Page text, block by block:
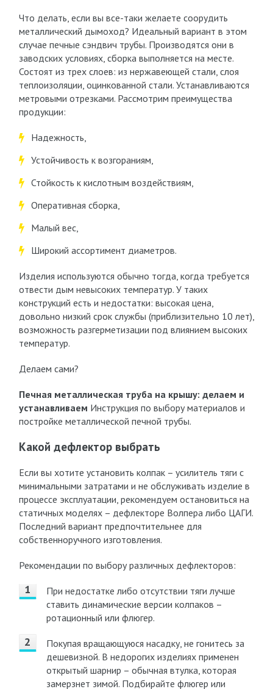
Что делать, если вы все-таки желаете соорудить
металлический дымоход? Идеальный вариант в этом
случае печные сэндвич трубы. Производятся они в
заводских условиях, сборка выполняется на месте.
Состоят из трех слоев: из нержавеющей стали, слоя
теплоизоляции, оцинкованной стали. Устанавливаются
метровыми отрезками. Рассмотрим преимущества
продукции:
Надежность,
Устойчивость к возгораниям,
Стойкость к кислотным воздействиям,
Оперативная сборка,
Малый вес,
Широкий ассортимент диаметров.
Изделия используются обычно тогда, когда требуется
отвести дым невысоких температур. У таких
конструкций есть и недостатки: высокая цена,
довольно низкий срок службы (приблизительно 10 лет),
возможность разгерметизации под влиянием высоких
температур.
Делаем сами?
Печная металлическая труба на крышу: делаем и
устанавливаем Инструкция по выбору материалов и
постройке металлической печной трубы.
Какой дефлектор выбрать
Если вы хотите установить колпак – усилитель тяги с
минимальными затратами и не обслуживать изделие в
процессе эксплуатации, рекомендуем остановиться на
статичных моделях – дефлекторе Волпера либо ЦАГИ.
Последний вариант предпочтительнее для
собственноручного изготовления.
Рекомендации по выбору различных дефлекторов:
При недостатке либо отсутствии тяги лучше
ставить динамические версии колпаков –
ротационный или флюгер.
Покупая вращающуюся насадку, не гонитесь за
дешевизной. В недорогих изделиях применен
открытый шарнир – обычная втулка, которая
замерзнет зимой. Подбирайте флюгер или